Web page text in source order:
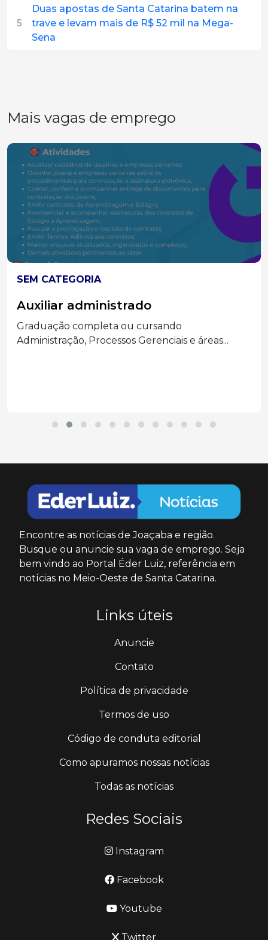
5
Duas apostas de Santa Catarina batem na
trave e levam mais de R$ 52 mil na Mega-
Sena
Mais vagas de emprego
SEM CATEGORIA
Auxiliar administrado
Graduação completa ou cursando
Administração, Processos Gerenciais e áreas...
Encontre as notícias de Joaçaba e região.
Busque ou anuncie sua vaga de emprego. Seja
bem vindo ao Portal Éder Luiz, referência em
notícias no Meio-Oeste de Santa Catarina.
Links úteis
Anuncie
Contato
Política de privacidade
Termos de uso
Código de conduta editorial
Como apuramos nossas notícias
Todas as notícias
Redes Sociais
Instagram
Facebook
Youtube
Twitter